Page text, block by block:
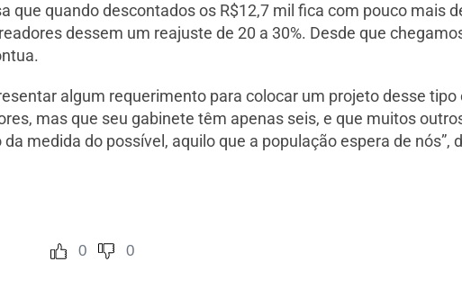
quando descontados os R$12,7 mil fica com pouco mais
dessem um reajuste de 20 a 30%. Desde que
algum requerimento para colocar um projeto desse tipo
mas que seu gabinete têm apenas seis, e que muitos
medida do possível, aquilo que a população espera de nós”,
0 0